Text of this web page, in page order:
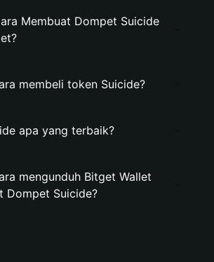
Membuat Dompet Suicide
membeli token Suicide?
apa yang terbaik?
mengunduh Bitget Wallet
Dompet Suicide?